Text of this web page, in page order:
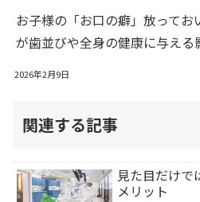
お子様の「お口の癖」放って
が歯並びや全身の健康に与える
2026年2月9日
関連する記事
見た目だけで
メリット